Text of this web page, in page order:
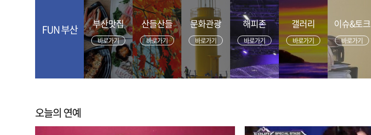
FUN 부산 부산맛집
바로가기
산들산들
바로가기
문화관광
바로가기
해피존
바로가기
갤러리
바로가기
이슈&토크
바로가기
오늘의 연예